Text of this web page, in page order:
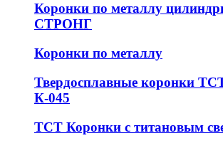
Коронки по металлу
СТРОНГ
Коронки по металлу
Твердосплавные коронки
К-045
ТСТ Коронки с титановым